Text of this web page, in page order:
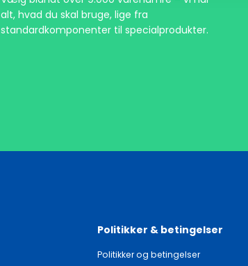
alt, hvad du skal bruge, lige fra
standardkomponenter til specialprodukter.
Politikker & betingelser
Politikker og betingelser